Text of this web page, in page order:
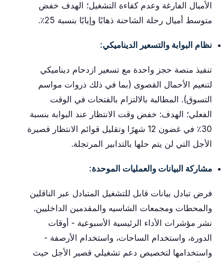
الأميال الفارغة وعدم كفاءة التشغيل؛ الهدف خفض
متوسط ​​أميال رحلة الشاحنة ذهابًا وإيابًا بنسبة 25٪.
نظام البوابة والتسعير الديناميكي:
تنفيذ منصة حجز واحدة مع تسعير ازدحام ديناميكي
لتنعيم الأحمال القصوى (بما في ذلك ذروات مواسم
التسوق). المطالبة بالالتزام بالفتحات في الوقت
الفعلي؛ الهدف: خفض وقت الانتظار عند البوابة بنسبة
30٪ في غضون 12 شهرًا وتقليل قوائم الانتظار قصيرة
الأجل التي لن يتم حلها بالتدابير المرتجلة.
مشاركة البيانات والعمليات الموحدة:
فرض تبادل بيانات قابل للتشغيل المتبادل عبر الناقلين
والمحطات ومجمعات الشاسيه والمقدمين الداخليين.
نشر مؤشرات الأداء الرئيسية الأسبوعية - أوقات
الدورة، واستخدام الساحات، واستخدام الأرصفة -
واستخدامها لتخصيص دعم تشغيلي قصير الأجل حيث